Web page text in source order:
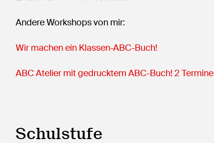
Andere Workshops von mir:
Wir machen ein Klassen-ABC-Buch!
ABC Atelier mit gedrucktem ABC-Buch! 2 Termine
Schulstufe